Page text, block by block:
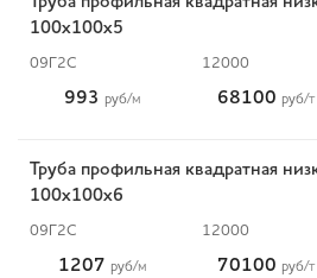
100х100х5
09Г2С 12000
993 руб/м 68100 руб/т
Труба профильная квадратная
100х100х6
09Г2С 12000
1207 руб/м 70100 руб/т